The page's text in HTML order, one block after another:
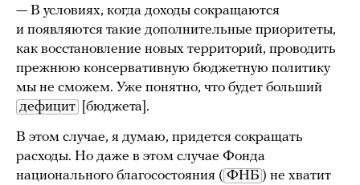
— В условиях, когда доходы сокращаются
и появляются такие дополнительные приоритеты,
как восстановление новых территорий, проводить
прежнюю консервативную бюджетную политику
мы не сможем. Уже понятно, что будет больший
дефицит
[бюджета].
В этом случае, я думаю, придется сокращать
расходы. Но даже в этом случае Фонда
национального благосостояния ( ФНБ ) не хватит